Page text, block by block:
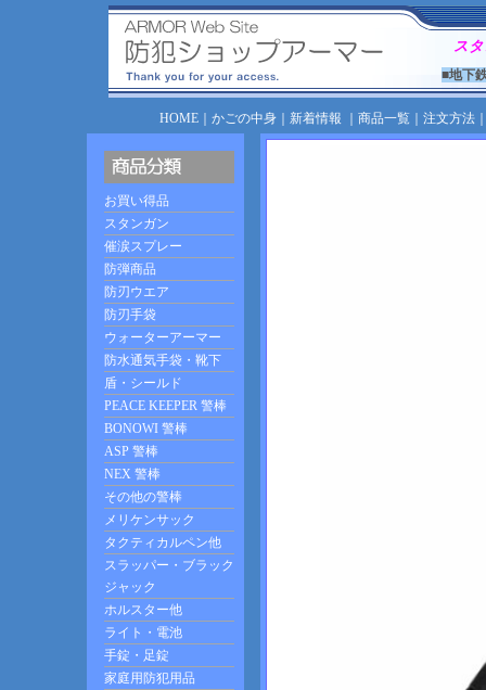
ス
■地下
HOME｜ かごの中身｜ 新着情報 商品一覧｜ 注文方法